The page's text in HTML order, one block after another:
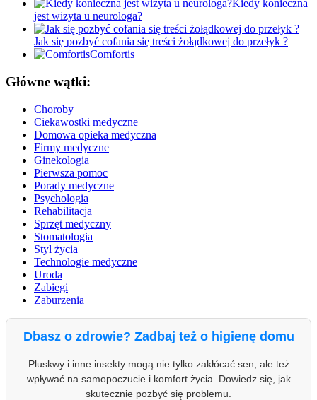
Kiedy konieczna
jest wizyta u neurologa?
Jak się pozbyć cofania się treści żołądkowej do przełyk ?
Comfortis
Główne wątki:
Choroby
Ciekawostki medyczne
Domowa opieka medyczna
Firmy medyczne
Ginekologia
Pierwsza pomoc
Porady medyczne
Psychologia
Rehabilitacja
Sprzęt medyczny
Stomatologia
Styl życia
Technologie medyczne
Uroda
Zabiegi
Zaburzenia
Dbasz o zdrowie? Zadbaj też o higienę domu
Pluskwy i inne insekty mogą nie tylko zakłócać sen, ale też
wpływać na samopoczucie i komfort życia. Dowiedz się, jak
skutecznie pozbyć się problemu.